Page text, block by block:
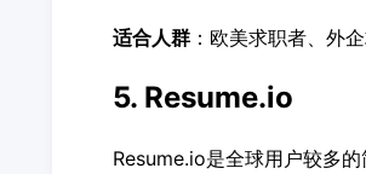
适合人群：欧美求职者、外
5. Resume.io
Resume.io是全球用户较多